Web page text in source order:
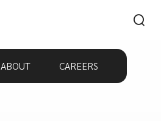
ABOUT CAREERS